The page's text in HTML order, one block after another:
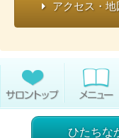
アクセス・地
ひたちな